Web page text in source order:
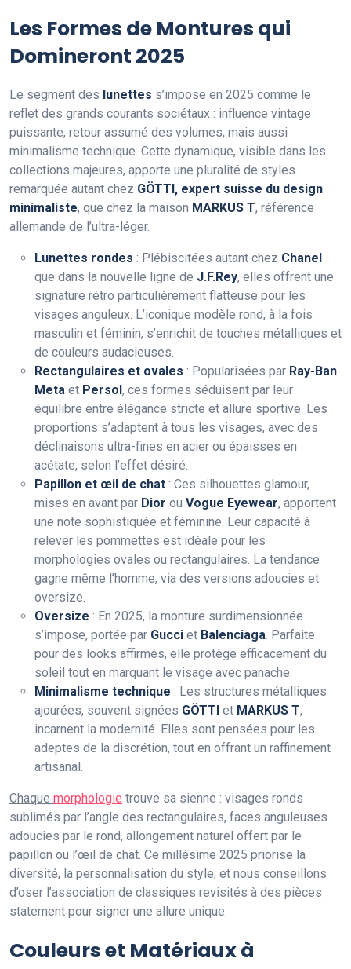
Les Formes de Montures qui
Domineront 2025
Le segment des lunettes s’impose en 2025 comme le
reflet des grands courants sociétaux : influence vintage
puissante, retour assumé des volumes, mais aussi
minimalisme technique. Cette dynamique, visible dans les
collections majeures, apporte une pluralité de styles
remarquée autant chez GÖTTI, expert suisse du design
minimaliste, que chez la maison MARKUS T, référence
allemande de l’ultra-léger.
Lunettes rondes : Plébiscitées autant chez Chanel
que dans la nouvelle ligne de J.F.Rey, elles offrent une
signature rétro particulièrement flatteuse pour les
visages anguleux. L’iconique modèle rond, à la fois
masculin et féminin, s’enrichit de touches métalliques et
de couleurs audacieuses.
Rectangulaires et ovales : Popularisées par Ray-Ban
Meta et Persol, ces formes séduisent par leur
équilibre entre élégance stricte et allure sportive. Les
proportions s’adaptent à tous les visages, avec des
déclinaisons ultra-fines en acier ou épaisses en
acétate, selon l’effet désiré.
Papillon et œil de chat : Ces silhouettes glamour,
mises en avant par Dior ou Vogue Eyewear, apportent
une note sophistiquée et féminine. Leur capacité à
relever les pommettes est idéale pour les
morphologies ovales ou rectangulaires. La tendance
gagne même l’homme, via des versions adoucies et
oversize.
Oversize : En 2025, la monture surdimensionnée
s’impose, portée par Gucci et Balenciaga . Parfaite
pour des looks affirmés, elle protège efficacement du
soleil tout en marquant le visage avec panache.
Minimalisme technique : Les structures métalliques
ajourées, souvent signées GÖTTI et MARKUS T,
incarnent la modernité. Elles sont pensées pour les
adeptes de la discrétion, tout en offrant un raffinement
artisanal.
Chaque morphologie trouve sa sienne : visages ronds
sublimés par l’angle des rectangulaires, faces anguleuses
adoucies par le rond, allongement naturel offert par le
papillon ou l’œil de chat. Ce millésime 2025 priorise la
diversité, la personnalisation du style, et nous conseillons
d’oser l’association de classiques revisités à des pièces
statement pour signer une allure unique.
Couleurs et Matériaux à